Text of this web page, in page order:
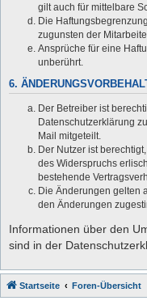
gilt auch für mittelbare
Die
zugunsten der
Ansprüche für eine
unberührt.
6.
Der Betreiber ist
Datenschutzerklärung
Mail mitgeteilt.
Der Nutzer ist
des Widerspruchs
bestehende
Die Änderungen gelten
den Änderungen
Informationen über den
sind in der
Startseite Foren-Übersicht